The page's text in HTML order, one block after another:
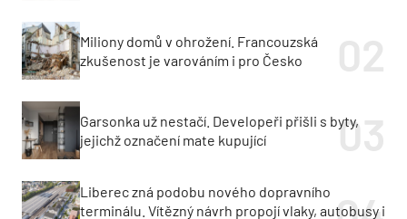
Miliony domů v ohrožení. Francouzská
zkušenost je varováním i pro Česko
Garsonka už nestačí. Developeři přišli s byty,
jejichž označení mate kupující
Liberec zná podobu nového dopravního
terminálu. Vítězný návrh propojí vlaky, autobusy i